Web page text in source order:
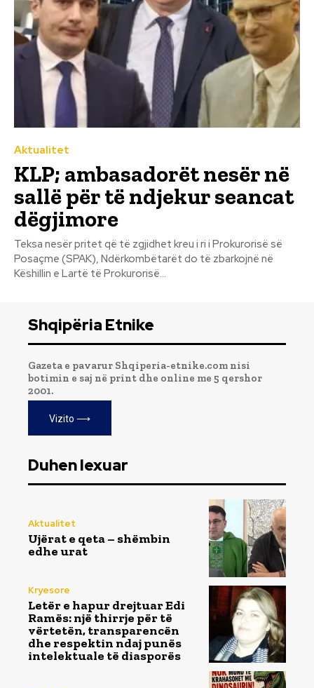
Aktualitet
KLP; ambasadorët nesër në
sallë për të ndjekur seancat
dëgjimore
Teksa nesër pritet që të zgjidhet kreu i ri i Prokurorisë së
Posaçme (SPAK), Ndërkombëtarët do të zbarkojnë në
Këshillin e Lartë të Prokurorisë...
Shqipëria Etnike
Gazeta e pavarur Shqiperia-etnike.com nisi
botimin e saj në print dhe online me 5 qershor
2001.
Vizito ⟶
Duhen lexuar
Aktualitet
Ujërat e qeta – shëmbin
edhe urat
Kryesore
Letër e hapur drejtuar Edi
Ramës: një thirrje për të
vërtetën, transparencën
dhe respektin ndaj punës
intelektuale të diasporës